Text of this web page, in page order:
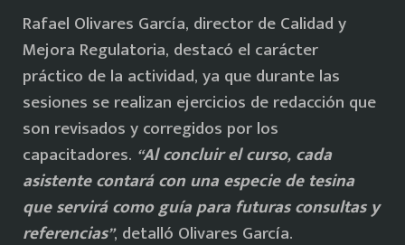
Rafael Olivares García, director de Calidad y
Mejora Regulatoria, destacó el carácter
práctico de la actividad, ya que durante las
sesiones se realizan ejercicios de redacción que
son revisados y corregidos por los
capacitadores. “Al concluir el curso, cada
asistente contará con una especie de tesina
que servirá como guía para futuras consultas y
referencias”, detalló Olivares García.